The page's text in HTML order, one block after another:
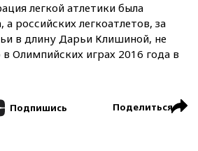
легкой атлетики была
российских легкоатлетов, за
в длину Дарьи Клишиной, не
Олимпийских играх 2016 года в
Подпишись Поделиться